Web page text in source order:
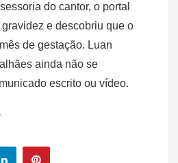
do cantor, o portal
e descobriu que o
de gestação. Luan
ainda não se
escrito ou vídeo.